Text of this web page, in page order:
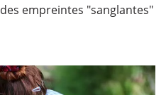
empreintes "sanglantes"